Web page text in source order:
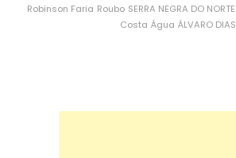
Robinson Faria Roubo SERRA NEGRA DO NORTE
Costa Água ÁLVARO DIAS